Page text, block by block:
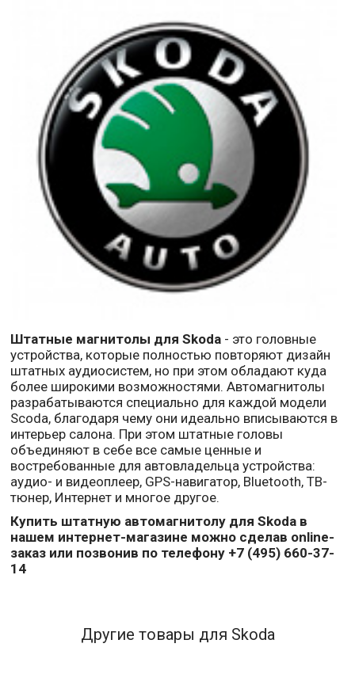
Штатные магнитолы для Skoda - это головные
устройства, которые полностью повторяют дизайн
штатных аудиосистем, но при этом обладают куда
более широкими возможностями. Автомагнитолы
разрабатываются специально для каждой модели
Scoda, благодаря чему они идеально вписываются в
интерьер салона. При этом штатные головы
объединяют в себе все самые ценные и
востребованные для автовладельца устройства:
аудио- и видеоплеер, GPS-навигатор, Bluetooth, ТВ-
тюнер, Интернет и многое другое.
Купить штатную автомагнитолу для Skoda в
нашем интернет-магазине можно сделав online-
заказ или позвонив по телефону +7 (495) 660-37-
14
Другие товары для Skoda